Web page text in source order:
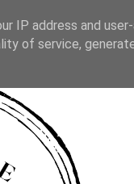
IP address and
of service,